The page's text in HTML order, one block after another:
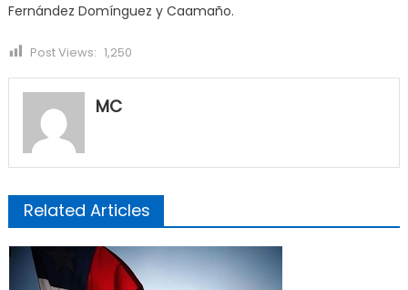
Fernández Domínguez y Caamaño.
Post Views: 1,250
MC
Related Articles